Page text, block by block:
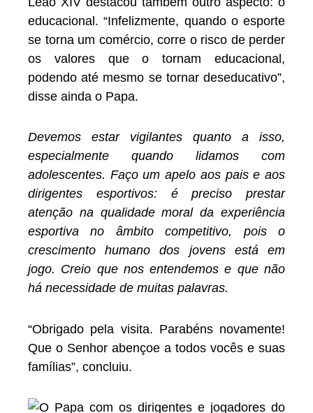
educacional. “Infelizmente, quando o esporte
se torna um comércio, corre o risco de perder
os valores que o tornam educacional,
podendo até mesmo se tornar deseducativo”,
disse ainda o Papa.
Devemos estar vigilantes quanto a isso,
especialmente quando lidamos com
adolescentes. Faço um apelo aos pais e aos
dirigentes esportivos: é preciso prestar
atenção na qualidade moral da experiência
esportiva no âmbito competitivo, pois o
crescimento humano dos jovens está em
jogo. Creio que nos entendemos e que não
há necessidade de muitas palavras.
“Obrigado pela visita. Parabéns novamente!
Que o Senhor abençoe a todos vocês e suas
famílias”, concluiu.